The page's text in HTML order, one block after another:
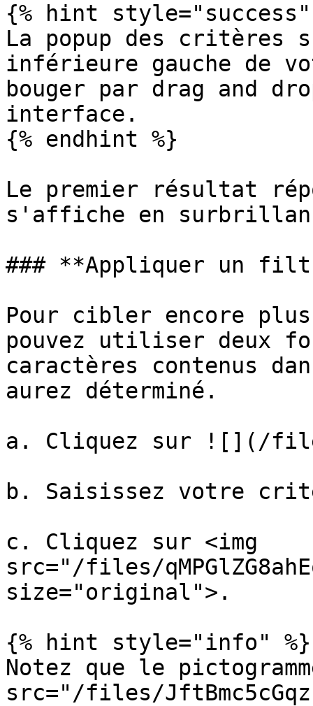
{% hint style="success"
La popup des
inférieure gauche de
bouger par drag and
interface.
{% endhint %}
Le premier résultat
s'affiche en
### **Appliquer un
Pour cibler encore
pouvez utiliser deux
caractères contenus
aurez déterminé.
a. Cliquez sur ![](/files/
b. Saisissez votre
c. Cliquez sur <img
src="/files/
size="original">.
{% hint style="info" %}
Notez que le
src="/files/